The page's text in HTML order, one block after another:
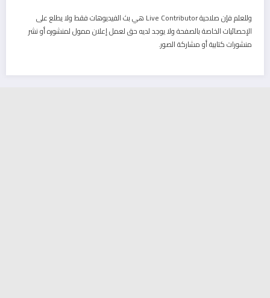
وللعلم فإن صلاحيةLive Contributor
هي بث الفيديوهات فقط ولا يطلع على
الإحصائيات الخاصة بالصفحة ولا يوجد لديه حق لعمل إعلان ممول لمنشوره أو نشر
منشورات كتابية أو مشاركة الصور.